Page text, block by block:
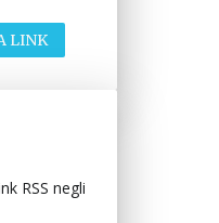
LINK
RSS negli